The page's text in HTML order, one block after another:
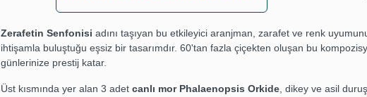
Zerafetin Senfonisi adını taşıyan bu etkileyici aranjman, zarafet ve renk
ihtişamla buluştuğu eşsiz bir tasarımdır. 60'tan fazla çiçekten oluşan bu
günlerinize prestij katar.
Üst kısmında yer alan 3 adet canlı mor Phalaenopsis Orkide, dikey ve asil